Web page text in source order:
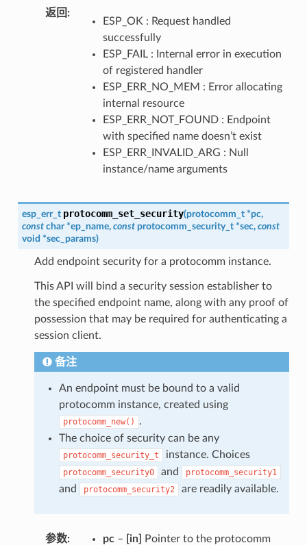
返回
ESP_OK : Request handled
successfully
ESP_FAIL : Internal error in execution
of registered handler
ESP_ERR_NO_MEM : Error allocating
internal resource
ESP_ERR_NOT_FOUND : Endpoint
with specified name doesn’t exist
ESP_ERR_INVALID_ARG : Null
instance/name arguments
esp_err_t protocomm_set_security(protocomm_t *pc,
const char *ep_name, const protocomm_security_t *sec, const
void *sec_params)
Add endpoint security for a protocomm instance.
This API will bind a security session establisher to
the specified endpoint name, along with any proof of
possession that may be required for authenticating a
session client.
备注
An endpoint must be bound to a valid
protocomm instance, created using
protocomm_new()
.
The choice of security can be any
protocomm_security_t instance. Choices
protocomm_security0 and protocomm_security1
and protocomm_security2 are readily available.
参数 pc– [in]
Pointer to the protocomm